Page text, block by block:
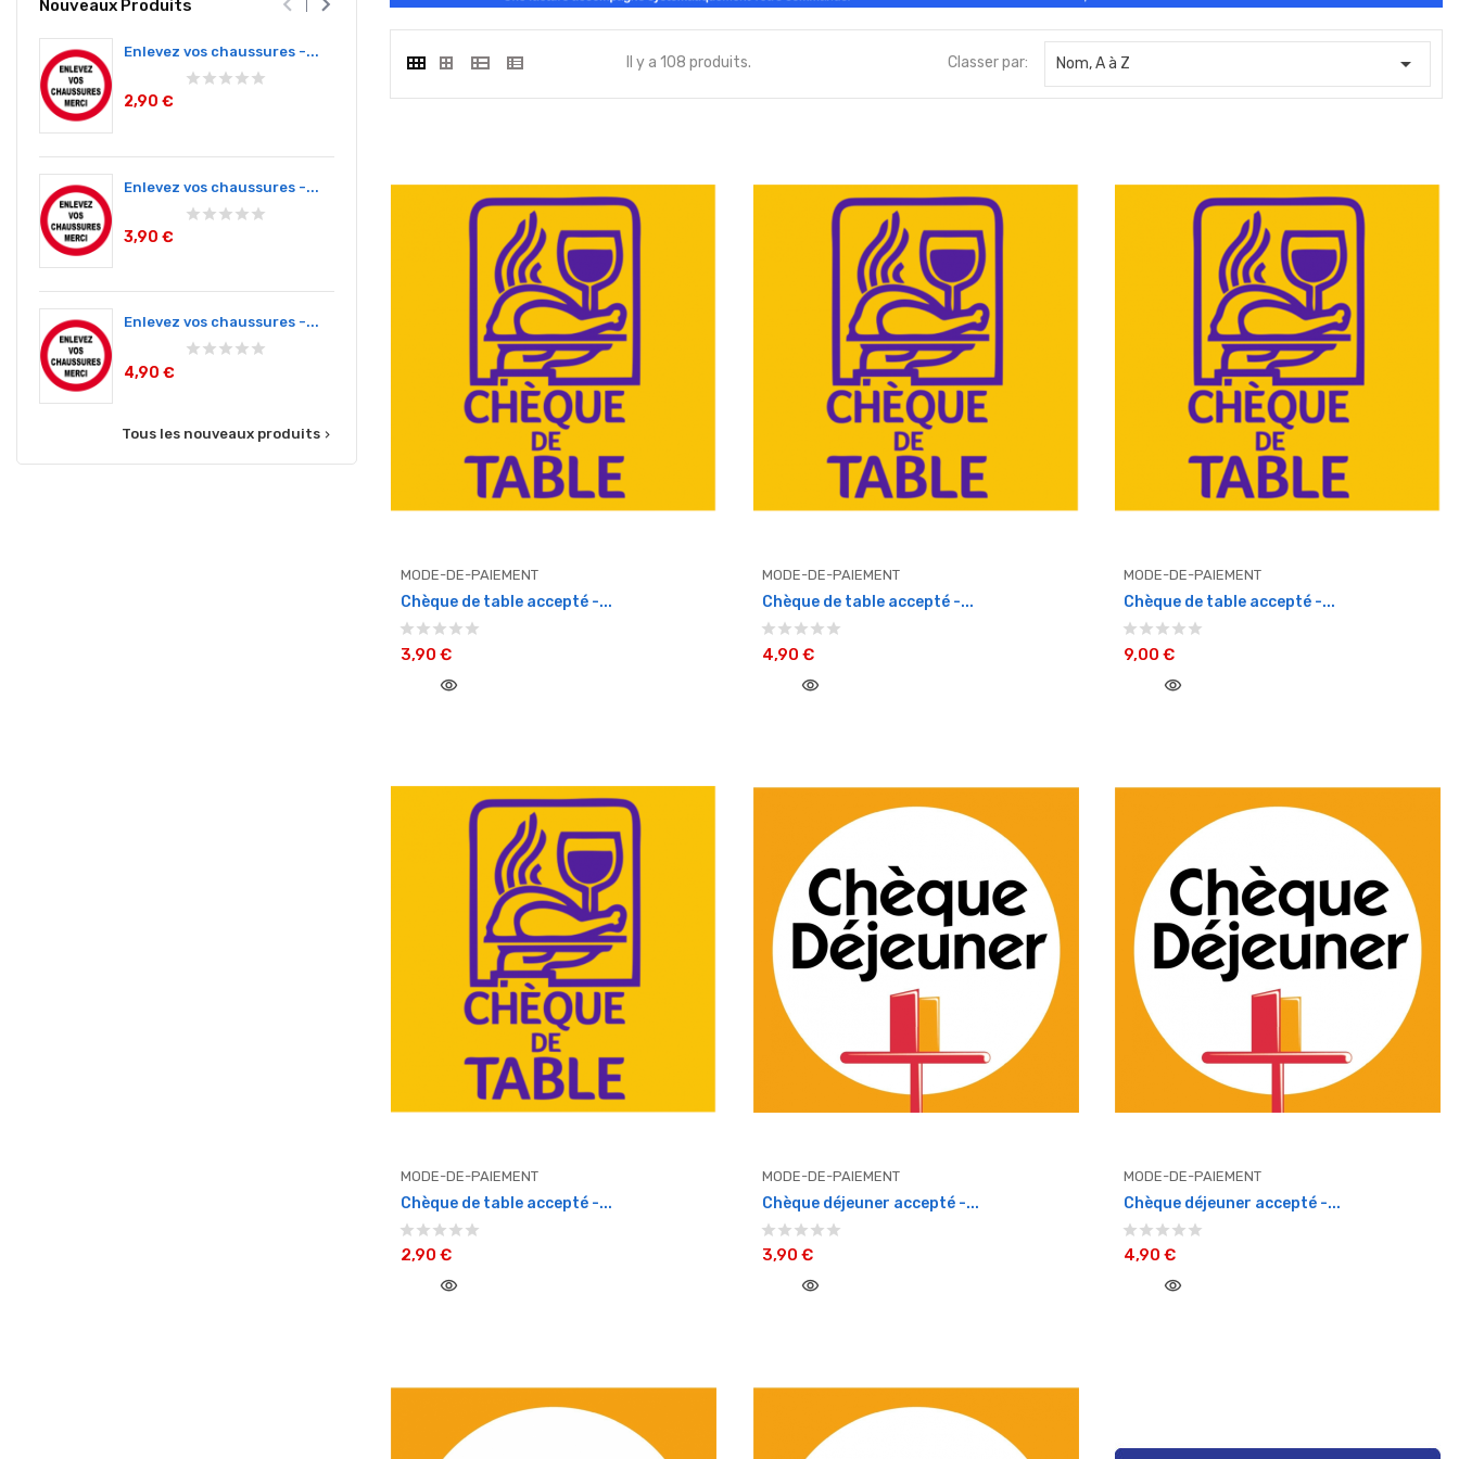
Nouveaux Produits
Enlevez vos chaussures -...
2,90 €
Enlevez vos chaussures -...
3,90 €
Enlevez vos chaussures -...
4,90 €
9,00 €
Merci d'enlevez vos...
Merci d'enlevez vos...
Merci d'enlevez vos...
4,90 €
Merci d'enlevez vos...
l'intelligence est...
3,90 €
l'intelligence est...
2,90 €
vidéo surveillance...
3,90 €
vidéo surveillance...
4,90 €
Tous les nouveaux produits
Il y a 108 produits. Classer par: Nom, A à Z 
MODE-DE-PAIEMENT
Chèque de table accepté -...
3,90 €
visibility
MODE-DE-PAIEMENT
Chèque de table accepté -...
4,90 €
visibility
MODE-DE-PAIEMENT
Chèque de table accepté -...
9,00 €
visibility
MODE-DE-PAIEMENT
Chèque de table accepté -...
2,90 €
visibility
MODE-DE-PAIEMENT
Chèque déjeuner accepté -...
3,90 €
visibility
MODE-DE-PAIEMENT
Chèque déjeuner accepté -...
4,90 €
visibility